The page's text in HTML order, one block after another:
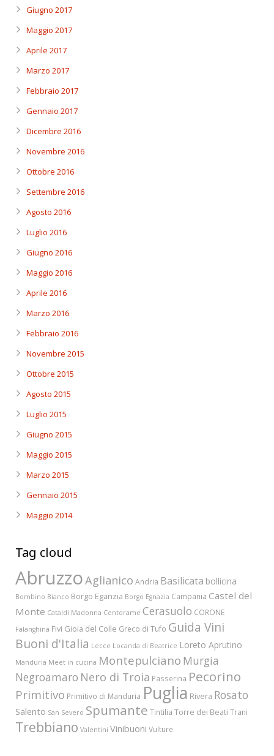
Giugno 2017
Maggio 2017
Aprile 2017
Marzo 2017
Febbraio 2017
Gennaio 2017
Dicembre 2016
Novembre 2016
Ottobre 2016
Settembre 2016
Agosto 2016
Luglio 2016
Giugno 2016
Maggio 2016
Aprile 2016
Marzo 2016
Febbraio 2016
Novembre 2015
Ottobre 2015
Agosto 2015
Luglio 2015
Giugno 2015
Maggio 2015
Marzo 2015
Gennaio 2015
Maggio 2014
Tag cloud
AbruzzoAglianico Andria Basilicata bollicina
Bombino Bianco Borgo Eganzia Borgo Egnazia Campania Castel del
Monte Cataldi Madonna Centorame Cerasuolo CORONE
Falanghina Fivi Gioia del Colle Greco di Tufo Guida Vini
Buoni d'Italia Lecce Locanda di Beatrice Loreto Aprutino
Manduria Meet in cucina Montepulciano Murgia
Negroamaro Nero di Troia Passerina Pecorino
Primitivo Primitivo di Manduria Puglia Rivera Rosato
Salento San Severo Spumante Tintilia Torre dei Beati Trani
Trebbiano Valentini Vinibuoni Vulture